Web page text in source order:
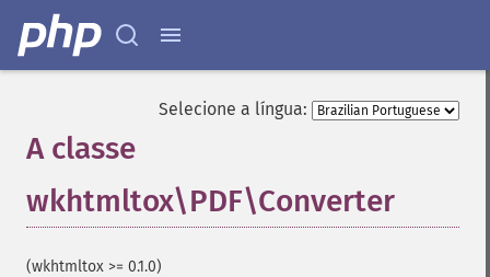
Selecione a língua:
A classe
wkhtmltox\PDF\Converter
(wkhtmltox >= 0.1.0)